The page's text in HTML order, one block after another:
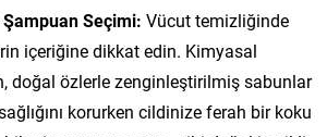
Seçimi: Vücut temizliğinde
içeriğine dikkat edin. Kimyasal
doğal özlerle zenginleştirilmiş sabunlar
korurken cildinize ferah bir koku